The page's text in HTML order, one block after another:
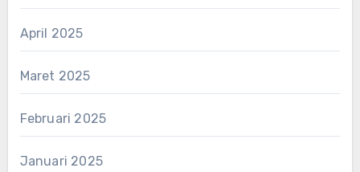
April 2025
Maret 2025
Februari 2025
Januari 2025